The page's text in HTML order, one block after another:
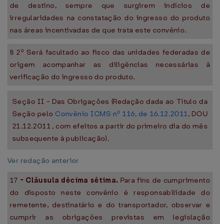
de destino, sempre que surgirem indícios de
irregularidades na constatação do ingresso do produto
nas áreas incentivadas de que trata este convênio.
§ 2º Será facultado ao fisco das unidades federadas de
origem acompanhar as diligências necessárias à
verificação do ingresso do produto.
Seção II - Das Obrigações (Redação dada ao Título da
Seção pelo Convênio ICMS nº 116, de 16.12.2011, DOU
21.12.2011 , com efeitos a partir do primeiro dia do mês
subsequente à publicação).
Ver redação anterior
17 - Cláusula décima sétima. Para fins de cumprimento
do disposto neste convênio é responsabilidade do
remetente, destinatário e do transportador, observar e
cumprir as obrigações previstas em legislação